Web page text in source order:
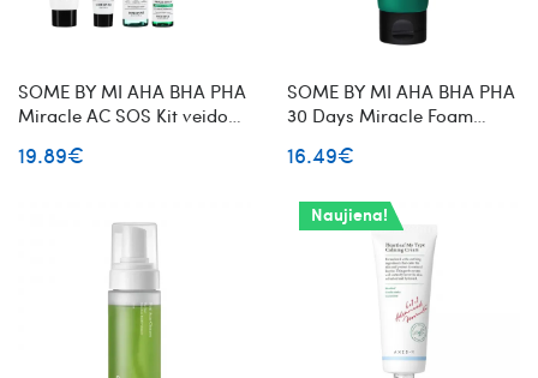
SOME BY MI AHA BHA PHA
Miracle AC SOS Kit veido
rūgštimis
19.89€
SOME BY MI AHA BHA PHA
30 Days Miracle Foam
odai
16.49€
Naujiena!